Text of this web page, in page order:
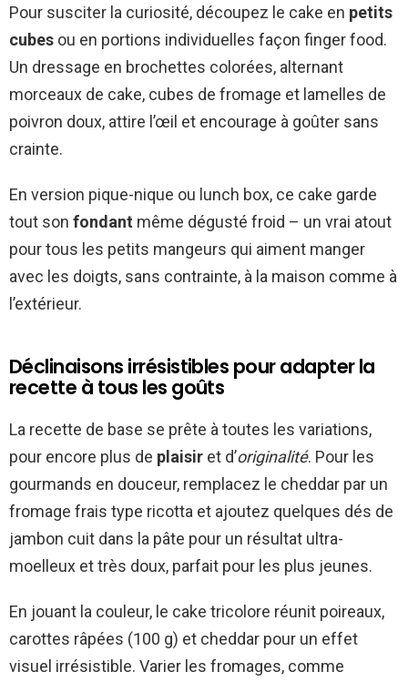
Pour susciter la curiosité, découpez le cake en petits
cubes ou en portions individuelles façon finger food.
Un dressage en brochettes colorées, alternant
morceaux de cake, cubes de fromage et lamelles de
poivron doux, attire l’œil et encourage à goûter sans
crainte.
En version pique-nique ou lunch box, ce cake garde
tout son fondant même dégusté froid – un vrai atout
pour tous les petits mangeurs qui aiment manger
avec les doigts, sans contrainte, à la maison comme à
l’extérieur.
Déclinaisons irrésistibles pour adapter la
recette à tous les goûts
La recette de base se prête à toutes les variations,
pour encore plus de plaisir et d’originalité. Pour les
gourmands en douceur, remplacez le cheddar par un
fromage frais type ricotta et ajoutez quelques dés de
jambon cuit dans la pâte pour un résultat ultra-
moelleux et très doux, parfait pour les plus jeunes.
En jouant la couleur, le cake tricolore réunit poireaux,
carottes râpées (100 g) et cheddar pour un effet
visuel irrésistible. Varier les fromages, comme